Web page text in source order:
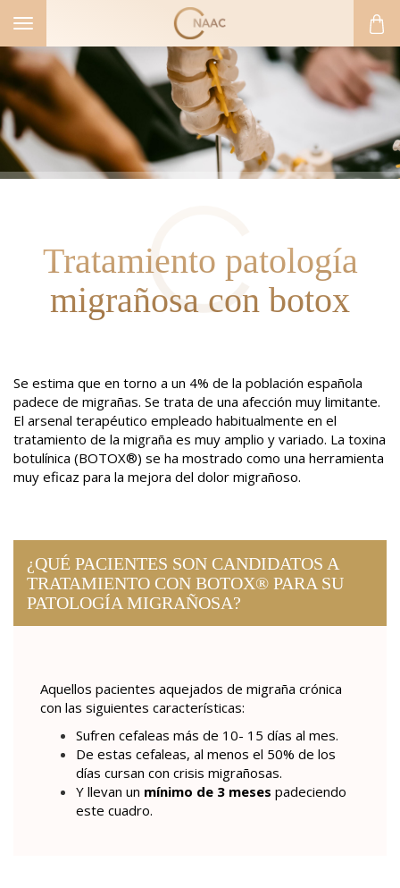
Toggle
navigation
Tratamiento patología
migrañosa con botox
Se estima que en torno a un 4% de la población española
padece de migrañas. Se trata de una afección muy limitante.
El arsenal terapéutico empleado habitualmente en el
tratamiento de la migraña es muy amplio y variado. La toxina
botulínica (BOTOX®) se ha mostrado como una herramienta
muy eficaz para la mejora del dolor migrañoso.
¿QUÉ PACIENTES SON CANDIDATOS A
TRATAMIENTO CON BOTOX® PARA SU
PATOLOGÍA MIGRAÑOSA?
Aquellos pacientes aquejados de migraña crónica
con las siguientes características:
Sufren cefaleas más de 10- 15 días al mes.
De estas cefaleas, al menos el 50% de los
días cursan con crisis migrañosas.
Y llevan un mínimo de 3 meses padeciendo
este cuadro.